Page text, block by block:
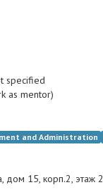
specified
as mentor)
and Administration
дом 15, корп.2, этаж 2